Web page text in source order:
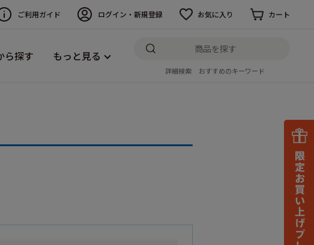
ご利用ガイド ログイン・新規登録 お気に入り カート
ら探す もっと見る
詳細検索 おすすめのキーワード